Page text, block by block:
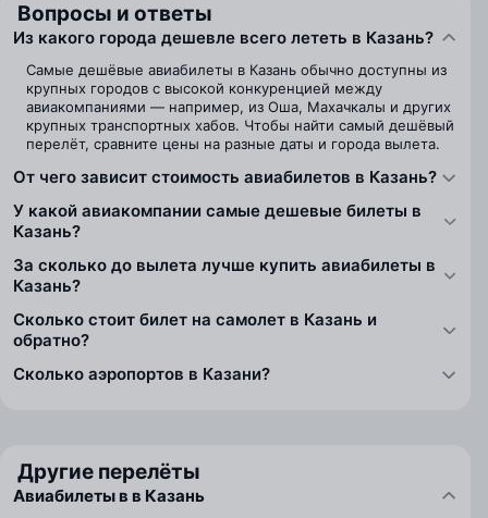
Вопросы и ответы
Из какого города дешевле всего лететь в Казань?
Самые дешёвые авиабилеты в Казань обычно доступны из
крупных городов с высокой конкуренцией между
авиакомпаниями — например, из Оша, Махачкалы и других
крупных транспортных хабов. Чтобы найти самый дешёвый
перелёт, сравните цены на разные даты и города вылета.
От чего зависит стоимость авиабилетов в Казань?
У какой авиакомпании самые дешевые билеты в
Казань?
За сколько до вылета лучше купить авиабилеты в
Казань?
Сколько стоит билет на самолет в Казань и
обратно?
Сколько аэропортов в Казани?
Другие перелёты
Авиабилеты в в Казань